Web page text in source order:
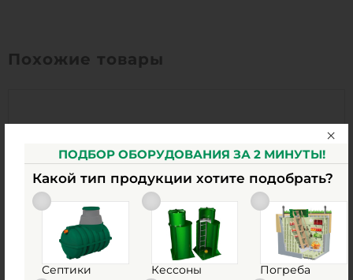
Похожие товары
ПОДБОР ОБОРУДОВАНИЯ ЗА 2 МИНУТЫ!
Какой тип продукции хотите подобрать?
Септики Кессоны Погреба